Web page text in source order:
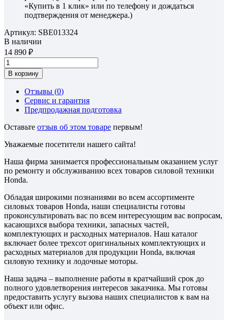
«Купить в 1 клик» или по телефону и дождаться
подтверждения от менеджера.)
Артикул: SBE013324
В наличии
14 890
В корзину
Отзывы (0)
Сервис и гарантия
Предпродажная подготовка
Оставьте отзыв об этом товаре первым!
Уважаемые посетители нашего сайта!
Наша фирма занимается профессиональным оказанием услуг
по ремонту и обслуживанию всех товаров силовой техники
Honda.
Обладая широкими познаниями во всем ассортименте
силовых товаров Honda, наши специалисты готовы
проконсультировать вас по всем интересующим вас вопросам,
касающихся выбора техники, запасных частей,
комплектующих и расходных материалов. Наш каталог
включает более трехсот оригинальных комплектующих и
расходных материалов для продукции Honda, включая
силовую технику и лодочные моторы.
Наша задача – выполнение работы в кратчайший срок до
полного удовлетворения интересов заказчика. Мы готовы
предоставить услугу вызова наших специалистов к вам на
объект или офис.